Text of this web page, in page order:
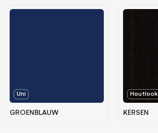
Uni
GROENBLAUW
Houtlook
KERSEN